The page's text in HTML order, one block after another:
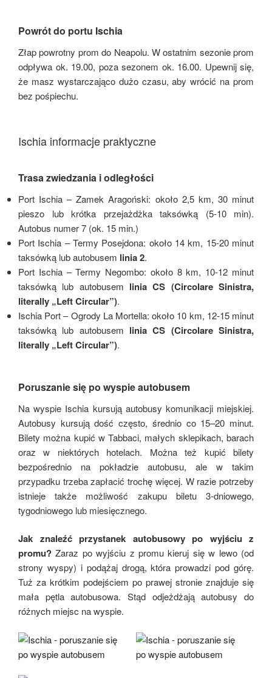
Powrót do portu Ischia
Złap powrotny prom do Neapolu. W ostatnim sezonie prom
odpływa ok. 19.00, poza sezonem ok. 16.00. Upewnij się,
że masz wystarczająco dużo czasu, aby wrócić na prom
bez pośpiechu.
Ischia informacje praktyczne
Trasa zwiedzania i odległości
Port Ischia – Zamek Aragoński: około 2,5 km, 30 minut
pieszo lub krótka przejażdżka taksówką (5-10 min).
Autobus numer 7 (ok. 15 min.)
Port Ischia – Termy Posejdona: około 14 km, 15-20 minut
taksówką lub autobusem linia 2.
Port Ischia – Termy Negombo: około 8 km, 10-12 minut
taksówką lub autobusem linia CS (Circolare Sinistra,
literally „Left Circular”).
Ischia Port – Ogrody La Mortella: około 10 km, 12-15 minut
taksówką lub autobusem linia CS (Circolare Sinistra,
literally „Left Circular”).
Poruszanie się po wyspie autobusem
Na wyspie Ischia kursują autobusy komunikacji miejskiej.
Autobusy kursują dość często, średnio co 15–20 minut.
Bilety można kupić w Tabbaci, małych sklepikach, barach
oraz w niektórych hotelach. Można też kupić bilety
bezpośrednio na pokładzie autobusu, ale w takim
przypadku trzeba zapłacić trochę więcej. W razie potrzeby
istnieje także możliwość zakupu biletu 3-dniowego,
tygodniowego lub miesięcznego.
Jak znaleźć przystanek autobusowy po wyjściu z
promu? Zaraz po wyjściu z promu kieruj się w lewo (od
strony wyspy) i podążaj drogą, która prowadzi pod górę.
Tuż za krótkim podejściem po prawej stronie znajduje się
mała pętla autobusowa. Stąd odjeżdżają autobusy do
różnych miejsc na wyspie.